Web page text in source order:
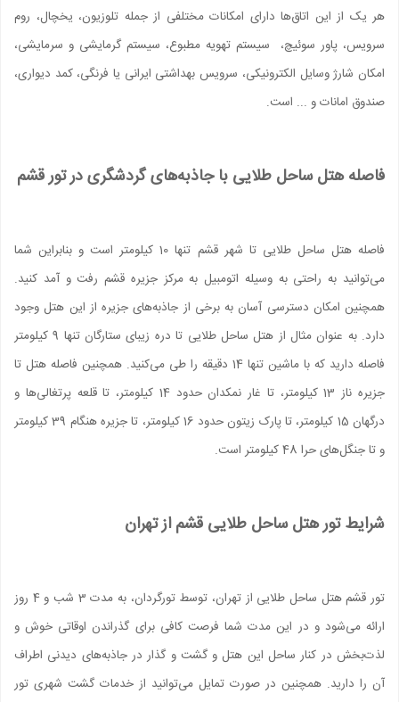
هر یک از این اتاق‌ها دارای امکانات مختلفی از جمله تلوزیون، یخچال، روم
سرویس، پاور سوئیچ، سیستم تهویه مطبوع، سیستم گرمایشی و سرمایشی،
امکان شارژ وسایل الکترونیکی، سرویس بهداشتی ایرانی یا فرنگی، کمد دیواری،
صندوق امانات و ... است.
فاصله هتل ساحل طلایی با جاذبه‌های گردشگری در تور قشم
فاصله هتل ساحل طلایی تا شهر قشم تنها 10 کیلومتر است و بنابراین شما
می‌توانید به راحتی به وسیله اتومبیل به مرکز جزیره قشم رفت و آمد کنید.
همچنین امکان دسترسی آسان به برخی از جاذبه‌های جزیره از این هتل وجود
دارد. به عنوان مثال از هتل ساحل طلایی تا دره زیبای ستارگان تنها 9 کیلومتر
فاصله دارید که با ماشین تنها 14 دقیقه را طی می‌کنید. همچنین فاصله هتل تا
جزیره ناز 13 کیلومتر، تا غار نمکدان حدود 14 کیلومتر، تا قلعه پرتغالی‌ها و
درگهان 15 کیلومتر، تا پارک زیتون حدود 16 کیلومتر، تا جزیره هنگام 39 کیلومتر
و تا جنگل‌های حرا 48 کیلومتر است.
شرایط تور هتل ساحل طلایی قشم از تهران
تور قشم هتل ساحل طلایی از تهران، توسط تورگردان، به مدت 3 شب و 4 روز
ارائه می‌شود و در این مدت شما فرصت کافی برای گذراندن اوقاتی خوش و
لذت‌بخش در کنار ساحل این هتل و گشت و گذار در جاذبه‌های دیدنی اطراف
آن را دارید. همچنین در صورت تمایل می‌توانید از خدمات گشت شهری تور